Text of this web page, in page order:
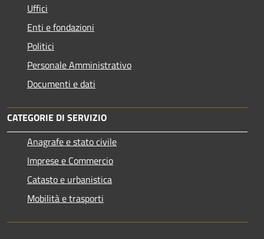
Uffici
Enti e fondazioni
Politici
Personale Amministrativo
Documenti e dati
CATEGORIE DI SERVIZIO
Anagrafe e stato civile
Imprese e Commercio
Catasto e urbanistica
Mobilità e trasporti